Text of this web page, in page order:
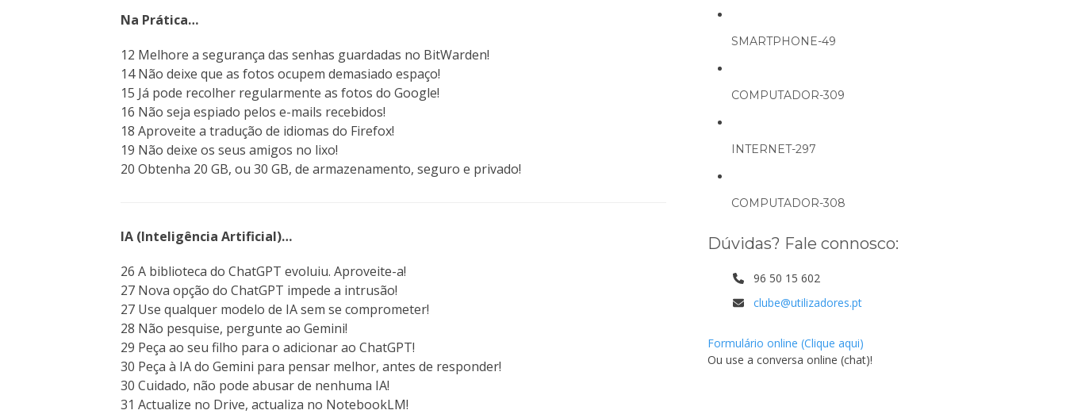
Na Prática…
12 Melhore a segurança das senhas guardadas no BitWarden!
14 Não deixe que as fotos ocupem demasiado espaço!
15 Já pode recolher regularmente as fotos do Google!
16 Não seja espiado pelos e-mails recebidos!
18 Aproveite a tradução de idiomas do Firefox!
19 Não deixe os seus amigos no lixo!
20 Obtenha 20 GB, ou 30 GB, de armazenamento, seguro e privado!
IA (Inteligência Artificial)…
26 A biblioteca do ChatGPT evoluiu. Aproveite-a!
27 Nova opção do ChatGPT impede a intrusão!
27 Use qualquer modelo de IA sem se comprometer!
28 Não pesquise, pergunte ao Gemini!
29 Peça ao seu filho para o adicionar ao ChatGPT!
30 Peça à IA do Gemini para pensar melhor, antes de responder!
30 Cuidado, não pode abusar de nenhuma IA!
31 Actualize no Drive, actualiza no NotebookLM!
SMARTPHONE-49
COMPUTADOR-309
INTERNET-297
COMPUTADOR-308
Dúvidas? Fale connosco:
96 50 15 602
clube@utilizadores.pt
Formulário online (Clique aqui)
Ou use a conversa online (chat)!